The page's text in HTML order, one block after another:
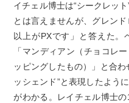
イチェル博士は“シークレッ
とは言えませんが、グレン
以上がPXです」と答えた。
「マンディアン（チョコレ
ッピングしたもの）」と合
ッシェンド”と表現したよう
がわかる。レイチェル博士